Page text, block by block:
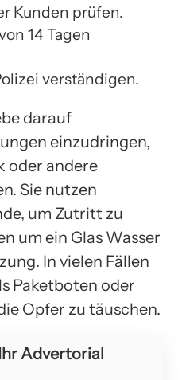
Kunden prüfen.
14 Tagen
verständigen.
darauf
einzudringen,
oder andere
Sie nutzen
um Zutritt zu
um ein Glas Wasser
In vielen Fällen
Paketboten oder
Opfer zu täuschen.
Advertorial